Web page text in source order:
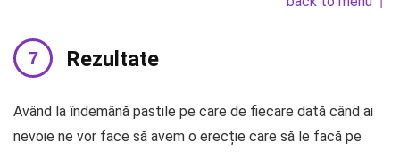
Rezultate
Având la îndemână pastile pe care de fiecare dată când ai
nevoie ne vor face să avem o erecție care să le facă pe